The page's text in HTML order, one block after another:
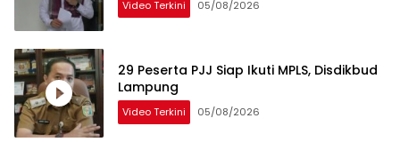
Video Terkini 05/08/2026
29 Peserta PJJ Siap Ikuti MPLS, Disdikbud
Lampung
Video Terkini 05/08/2026